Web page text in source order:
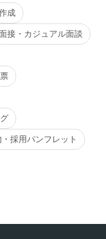
成
面接・カジュアル面談
採用パンフレット